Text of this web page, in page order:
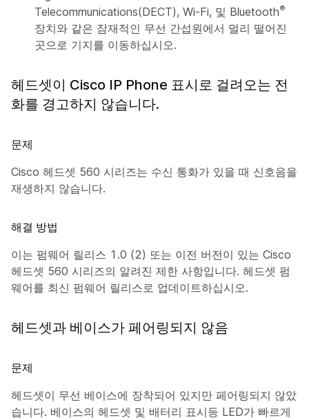
Telecommunications(DECT), Wi-Fi, 및 Bluetooth®
장치와 같은 잠재적인 무선 간섭원에서 멀리 떨어진
곳으로 기지를 이동하십시오.
헤드셋이 Cisco IP Phone 표시로 걸려오는 전
화를 경고하지 않습니다.
문제
Cisco 헤드셋 560 시리즈는 수신 통화가 있을 때 신호음을
재생하지 않습니다.
해결 방법
이는 펌웨어 릴리스 1.0 (2) 또는 이전 버전이 있는 Cisco
헤드셋 560 시리즈의 알려진 제한 사항입니다. 헤드셋 펌
웨어를 최신 펌웨어 릴리스로 업데이트하십시오.
헤드셋과 베이스가 페어링되지 않음
문제
헤드셋이 무선 베이스에 장착되어 있지만 페어링되지 않았
습니다. 베이스의 헤드셋 및 배터리 표시등 LED가 빠르게